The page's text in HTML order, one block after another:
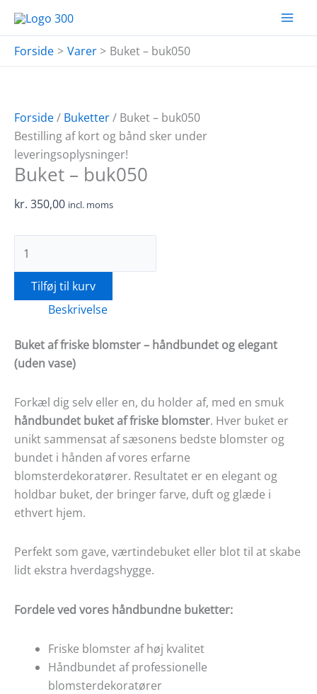
indholdet
Forside Varer Buket – buk050
Forside/ Buketter/ Buket – buk050
Bestilling af kort og bånd sker under
leveringsoplysninger!
Buket – buk050
kr. 350,00 incl. moms
-
buk050
Tilføj til kurv
Beskrivelse
Buket af friske blomster – håndbundet og elegant
(uden vase)
Forkæl dig selv eller en, du holder af, med en smuk
håndbundet buket af friske blomster. Hver buket er
unikt sammensat af sæsonens bedste blomster og
bundet i hånden af vores erfarne
blomsterdekoratører. Resultatet er en elegant og
holdbar buket, der bringer farve, duft og glæde i
ethvert hjem.
Perfekt som gave, værtindebuket eller blot til at skabe
lidt ekstra hverdagshygge.
Fordele ved vores håndbundne buketter:
Friske blomster af høj kvalitet
Håndbundet af professionelle
blomsterdekoratører